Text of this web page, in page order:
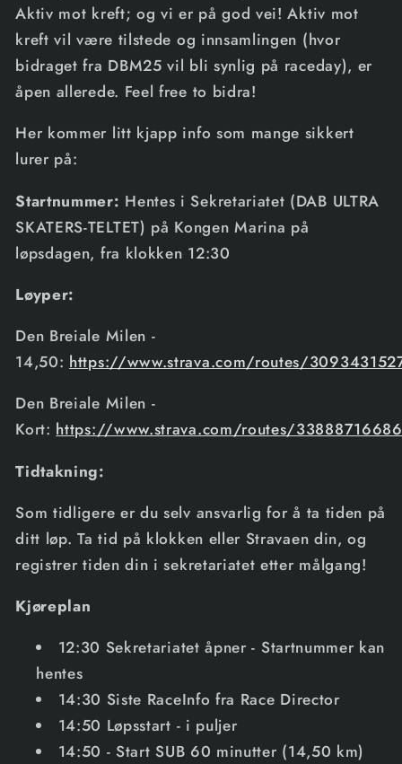
Aktiv mot kreft; og vi er på god vei! Aktiv mot
kreft vil være tilstede og innsamlingen (hvor
bidraget fra DBM25 vil bli synlig på raceday), er
åpen allerede. Feel free to bidra!
Her kommer litt kjapp info som mange sikkert
lurer på:
Startnummer: Hentes i Sekretariatet (DAB ULTRA
SKATERS-TELTET) på Kongen Marina på
løpsdagen, fra klokken 12:30
Løyper:
Den Breiale Milen -
14,50: https://www.strava.com/routes/
Den Breiale Milen -
Kort: https://www.strava.com/routes/
Tidtakning:
Som tidligere er du selv ansvarlig for å ta tiden på
ditt løp. Ta tid på klokken eller Stravaen din, og
registrer tiden din i sekretariatet etter målgang!
Kjøreplan
12:30 Sekretariatet åpner - Startnummer kan
hentes
14:30 Siste RaceInfo fra Race Director
14:50 Løpsstart - i puljer
14:50 - Start SUB 60 minutter (14,50 km)